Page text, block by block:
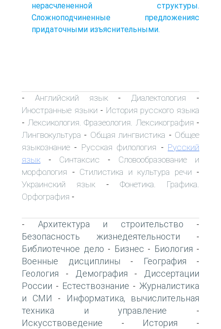
нерасчлененной структуры.
Сложноподчиненные предложенияс
придаточными изъяснительными.
- Английский язык- Диалектология -
Иностранные языки - История русского языка
- Лексикология. Фразеология. Лексикография -
Лингвокультура - Общая лингвистика - Общее
языкознание - Русская филология - Русский
язык - Синтаксис - Словообразование и
морфология - Стилистика и культура речи -
Украинский язык - Фонетика. Графика.
Орфография -
- Архитектура и строительство -
Безопасность жизнедеятельности -
Библиотечное дело - Бизнес - Биология -
Военные дисциплины - География -
Геология - Демография -
Диссертации
России - Естествознание - Журналистика
и СМИ -
Информатика, вычислительная
техника и управление -
Искусствоведение - История -